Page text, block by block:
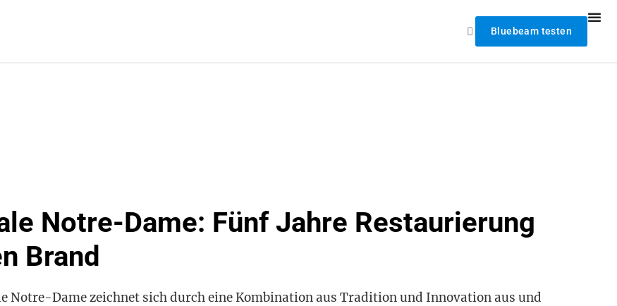
Bluebeam testen
Notre-Dame: Fünf Jahre Restaurierung
Brand
Notre-Dame zeichnet sich durch eine Kombination aus Tradition und Innovation aus und